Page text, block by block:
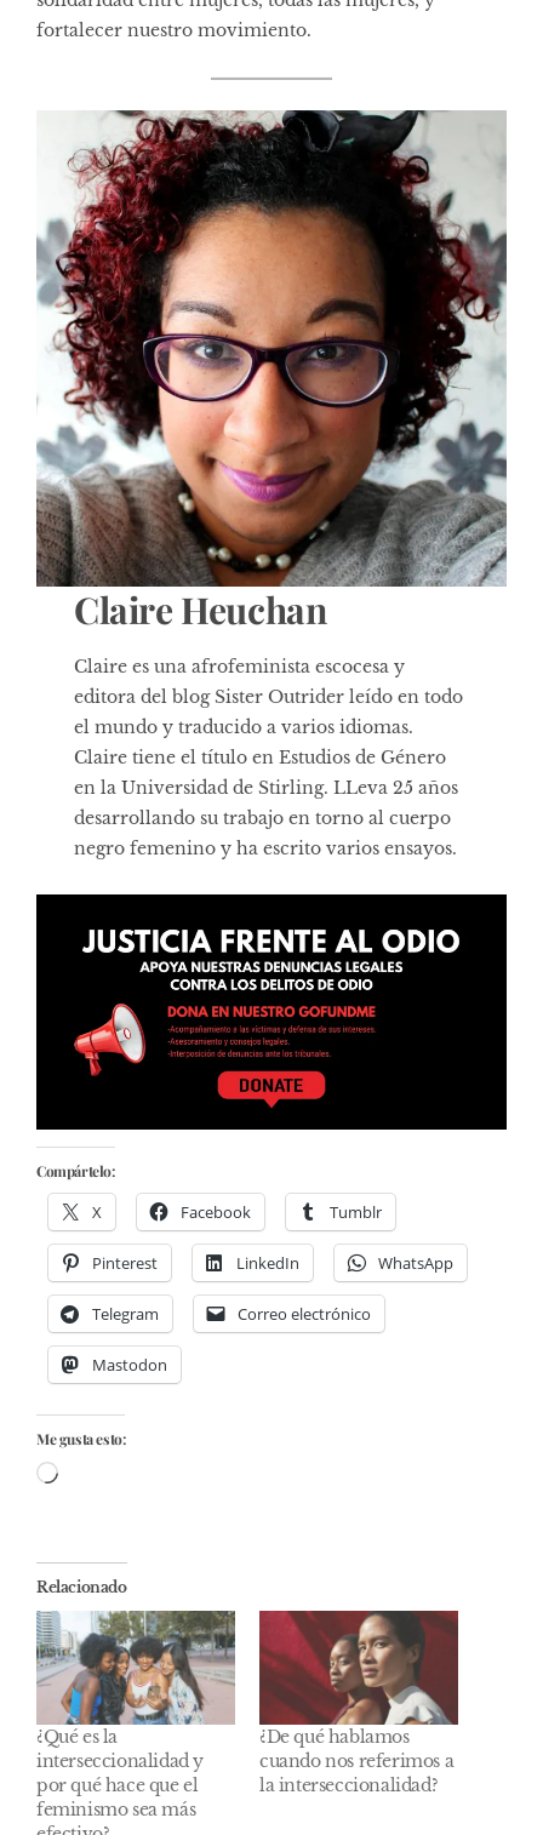
fortalecer nuestro movimiento.
Claire Heuchan
Claire es una afrofeminista escocesa y
editora del blogSister Outrider leído en todo
el mundo y traducido a varios idiomas.
Claire tiene el título en Estudios de Género
en la Universidad de Stirling. LLeva 25 años
desarrollando su trabajo en torno al cuerpo
negro femenino y ha escrito varios ensayos.
Compártelo:
X Facebook Tumblr
Pinterest LinkedIn WhatsApp
Telegram Correo electrónico
Mastodon
Me gusta esto:
Cargando...
Relacionado
¿Qué es la
interseccionalidad y
por qué hace que el
feminismo sea más
¿De qué hablamos
cuando nos referimos a
la interseccionalidad?